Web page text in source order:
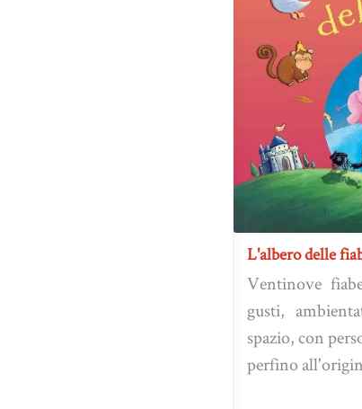
L'albero delle
Ventinove
gusti,
spazio, con
perfino